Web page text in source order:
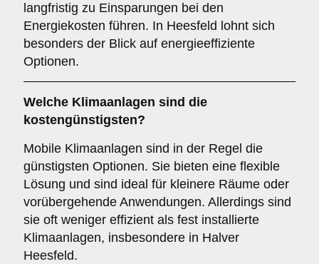
langfristig zu Einsparungen bei den
Energiekosten führen. In Heesfeld lohnt sich
besonders der Blick auf energieeffiziente
Optionen.
Welche Klimaanlagen sind die
kostengünstigsten?
Mobile Klimaanlagen sind in der Regel die
günstigsten Optionen. Sie bieten eine flexible
Lösung und sind ideal für kleinere Räume oder
vorübergehende Anwendungen. Allerdings sind
sie oft weniger effizient als fest installierte
Klimaanlagen, insbesondere in Halver
Heesfeld.